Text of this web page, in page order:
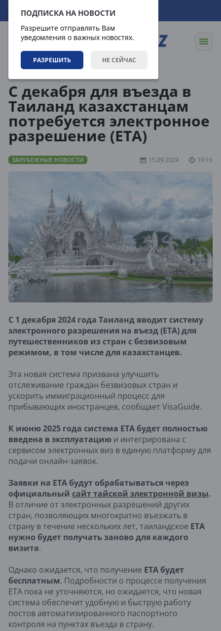
ПОДПИСКА НА НОВОСТИ
Разрешите отправлять Вам
уведомления о важных новостях.
РАЗРЕШИТЬ НЕ СЕЙЧАС
10.08.2026 07:24:34
С декабря для въезда в
Таиланд казахстанцам
потребуется электронное
разрешение (ETA)
ЗАРУБЕЖНЫЕ НОВОСТИ 15.09.2024 10:16
С 1 декабря 2024 года Таиланд вводит систему
электронного разрешения на въезд (ETA) для
путешественников из стран с безвизовым
режимом, в том числе для казахстанцев.
Эта новая система призвана улучшить
отслеживание граждан безвизовых стран и
ускорить иммиграционный процесс для
прибывающих иностранцев, сообщает VisaGuide.
К июню 2025 года система ETA будет полностью
введена в эксплуатацию и интегрирована с
сервисом электронных виз в единую платформу для
подачи онлайн-заявок.
Заявки на ETA будут обрабатываться через
официальный сайт тайской электронной визы.
В отличие от электронных разрешений других
стран, позволяющих многократно въезжать в
страну в течение нескольких лет, таиландское ETA
нужно будет получать заново для каждого
визита.
Однако ожидается, что получение ETA будет
бесплатным. Подробности о процессе получения
ETA пока не уточняются, но ожидается, что новая
система обеспечит удобную и быструю работу
постов автоматизированного паспортного
контроля на пунктах въезда в страну.